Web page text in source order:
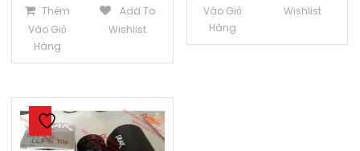
Thêm
Vào Giỏ
Hàng
Add To
Wishlist
Vào Giỏ
Hàng
Wishlist